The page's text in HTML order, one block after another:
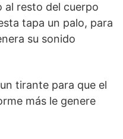
al resto del cuerpo
tapa un palo, para
su sonido
tirante para que el
más le genere